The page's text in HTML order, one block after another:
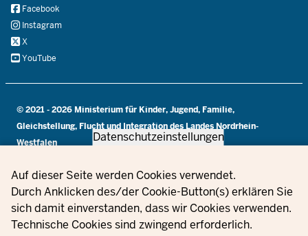
Privacy settings
Datenschutzeinstellungen
Auf dieser Seite werden Cookies verwendet.
Durch Anklicken des/der Cookie-Button(s) erklären Sie
sich damit einverstanden, dass wir Cookies verwenden.
Technische Cookies sind zwingend erforderlich.
Proszę się z
nami
skontaktować
Zamówienia Nadruk
Informacje
dotyczące
ochrony
plików
SocialFacebook
Instagram
X
YouTube
© 2021 - 2026 Ministerium für Kinder, Jugend, Familie,
Gleichstellung, Flucht und Integration des Landes Nordrhein-
Westfalen